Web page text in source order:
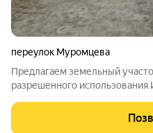
переулок Муромцева
Предлагаем земельный
разрешенного
магистралью, улица широкая,
добротные дома. На участке